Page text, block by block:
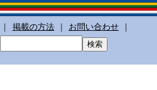
｜ 掲載の方法 ｜ お問い合わせ ｜